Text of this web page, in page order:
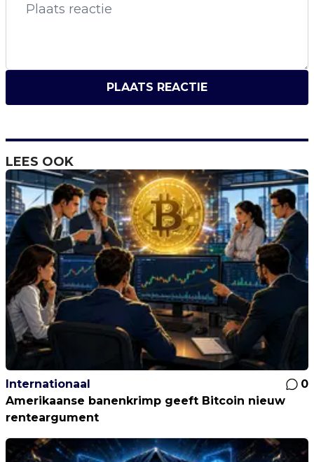
PLAATS REACTIE
LEES OOK
Internationaal
0
Amerikaanse banenkrimp geeft Bitcoin nieuw
renteargument